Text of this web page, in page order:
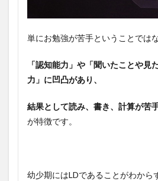
単にお勉強が苦手ということではな
「認知能力」や「聞いたことや見
力」に凹凸があり、
結果として読み、書き、計算が苦
が特徴です。
幼少期にはLDであることがわから